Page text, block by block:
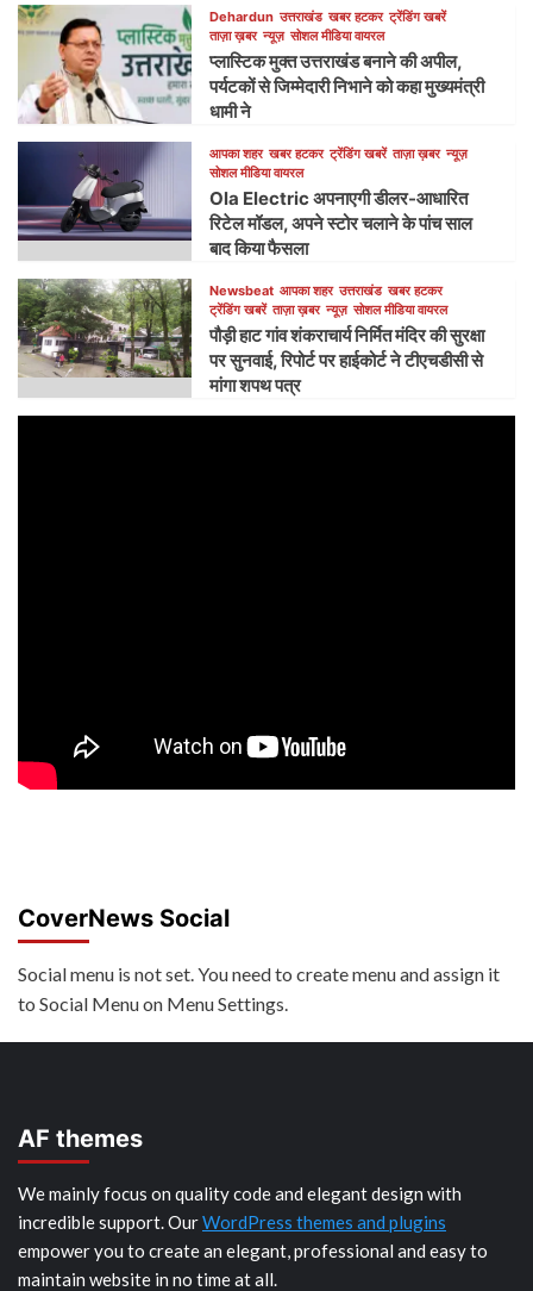
Dehardun उत्तराखंड खबर हटकर ट्रेंडिंग खबरें
ताज़ा ख़बर न्यूज़ सोशल मीडिया वायरल
प्लास्टिक मुक्त उत्तराखंड बनाने की अपील,
पर्यटकों से जिम्मेदारी निभाने को कहा मुख्यमंत्री
धामी ने
आपका शहर खबर हटकर ट्रेंडिंग खबरें ताज़ा ख़बर न्यूज़
सोशल मीडिया वायरल
Ola Electric अपनाएगी डीलर-आधारित
रिटेल मॉडल, अपने स्टोर चलाने के पांच साल
बाद किया फैसला
Newsbeat आपका शहर उत्तराखंड खबर हटकर
ट्रेंडिंग खबरें ताज़ा ख़बर न्यूज़ सोशल मीडिया वायरल
पौड़ी हाट गांव शंकराचार्य निर्मित मंदिर की सुरक्षा
पर सुनवाई, रिपोर्ट पर हाईकोर्ट ने टीएचडीसी से
मांगा शपथ पत्र
CoverNews Social
Social menu is not set. You need to create menu and assign it
to Social Menu on Menu Settings.
AF themes
We mainly focus on quality code and elegant design with
incredible support. OurWordPress themes and plugins
empower you to create an elegant, professional and easy to
maintain website in no time at all.